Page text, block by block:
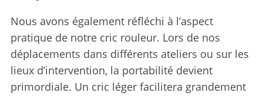
Nous avons également réfléchi à l’aspect
pratique de notre cric rouleur. Lors de nos
déplacements dans différents ateliers ou sur les
lieux d’intervention, la portabilité devient
primordiale. Un cric léger facilitera grandement